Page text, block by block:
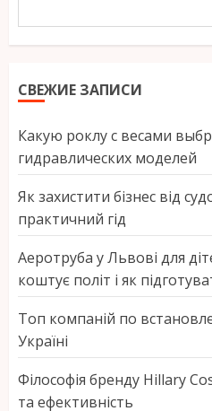
СВЕЖИЕ ЗАПИСИ
Какую роклу с весами
гидравлических моделей
Як захистити бізнес від
практичний гід
Аеротруба у Львові для
коштує політ і як
Топ компаній по
Україні
Філософія бренду Hillary
та ефективність